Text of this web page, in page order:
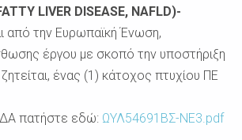
LIVER DISEASE, NAFLD)-
από την Ευρωπαϊκή Ένωση,
έργου με σκοπό την υποστήριξη
ένας (1) κάτοχος πτυχίου ΠΕ
πατήστε εδώ:ΩΥΛ54691ΒΣ-ΝΕ3.pdf